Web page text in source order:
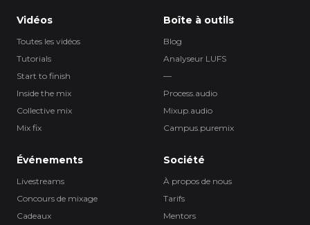
Vidéos
Toutes les vidéos
Tutorials
Start to finish
Inside the mix
Collective mix
Mix fix
Boîte à outils
Blog
Analyseur LUFS
—
Process.audio
Mixup.audio
Campus.puremix
Événements
Livestreams
Concours de mixage
Cadeaux
Société
À propos de nous
Tarifs
Mentors